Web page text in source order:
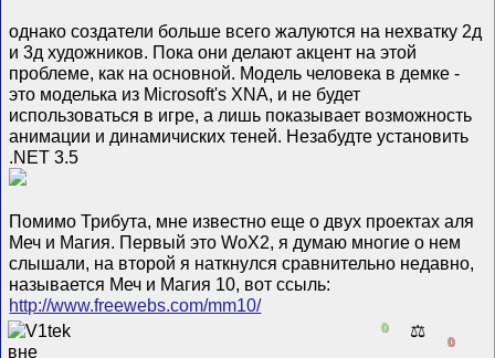
однако создатели больше всего жалуются на нехватку 2д
и 3д художников. Пока они делают акцент на этой
проблеме, как на основной. Модель человека в демке -
это моделька из Microsoft's XNA, и не будет
использоваться в игре, а лишь показывает возможность
анимации и динамичиских теней. Незабудте установить
.NET 3.5
Помимо Трибута, мне известно еще о двух проектах аля
Меч и Магия. Первый это WoX2, я думаю многие о нем
слышали, на второй я наткнулся сравнительно недавно,
называется Меч и Магия 10, вот ссыль:
http://www.freewebs.com/mm10/
0 ⚖️
0